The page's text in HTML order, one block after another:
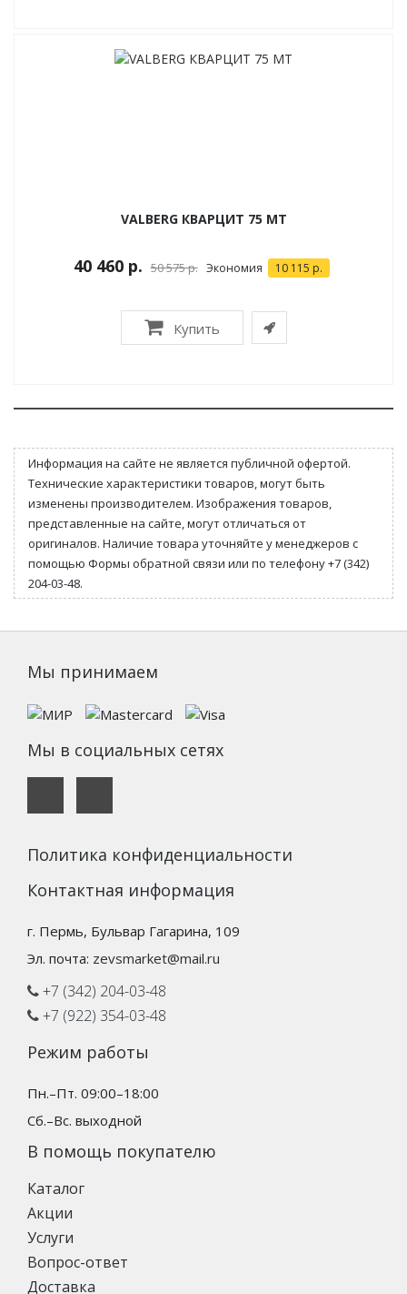
VALBERG КВАРЦИТ 75 МТ
40 460 р. 50 575 р. Экономия 10 115 р.
Купить
Информация на сайте не является публичной офертой.
Технические характеристики товаров, могут быть
изменены производителем. Изображения товаров,
представленные на сайте, могут отличаться от
оригиналов. Наличие товара уточняйте у менеджеров с
помощью Формы обратной связи или по телефону +7 (342)
204-03-48.
Мы принимаем
Мы в социальных сетях
Политика конфиденциальности
Контактная информация
г. Пермь, Бульвар Гагарина, 109
Эл. почта: zevsmarket@mail.ru
+7 (342) 204-03-48
+7 (922) 354-03-48
Режим работы
Пн.–Пт. 09:00–18:00
Сб.–Вс. выходной
В помощь покупателю
Каталог
Акции
Услуги
Вопрос-ответ
Доставка